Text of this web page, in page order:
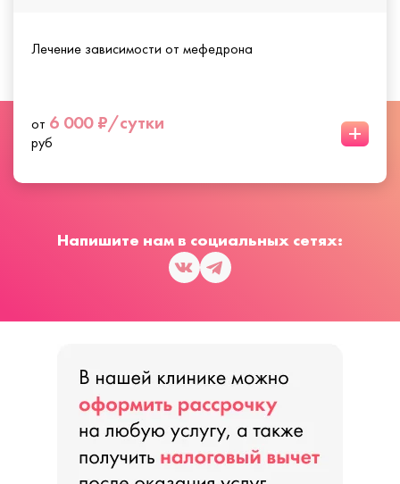
Лечение зависимости от мефедрона
от 6 000 ₽/сутки
руб +
Напишите нам в социальных сетях: